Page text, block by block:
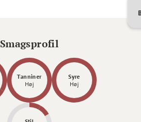
Smagsprofil
Tanniner
Høj
Syre
Høj